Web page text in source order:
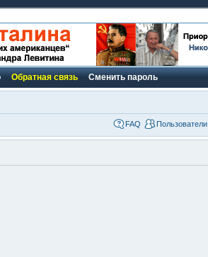
Обратная связь Сменить пароль
FAQ Пользователи